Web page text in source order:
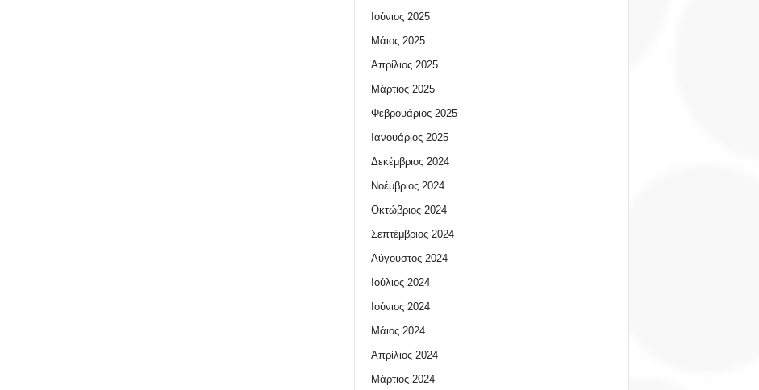
Ιούνιος 2025
Μάιος 2025
Απρίλιος 2025
Μάρτιος 2025
Φεβρουάριος 2025
Ιανουάριος 2025
Δεκέμβριος 2024
Νοέμβριος 2024
Οκτώβριος 2024
Σεπτέμβριος 2024
Αύγουστος 2024
Ιούλιος 2024
Ιούνιος 2024
Μάιος 2024
Απρίλιος 2024
Μάρτιος 2024